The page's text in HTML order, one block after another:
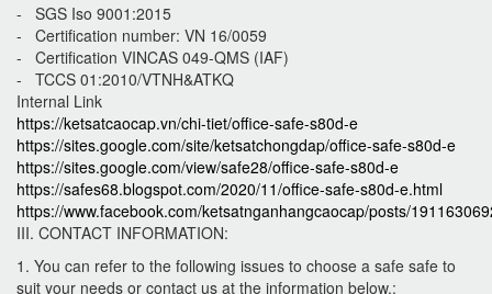
- SGS Iso 9001:2015
- Certification number: VN 16/0059
- Certification VINCAS 049-QMS (IAF)
- TCCS 01:2010/VTNH&ATKQ
Internal Link
https://ketsatcaocap.vn/chi-tiet/office-safe-s80d-e
https://sites.google.com/site/ketsatchongdap/office-safe-s80d-e
https://sites.google.com/view/safe28/office-safe-s80d-e
https://safes68.blogspot.com/2020/11/office-safe-s80d-e.html
https://www.facebook.com/ketsatnganhangcaocap/posts/
III. CONTACT INFORMATION:
1. You can refer to the following issues to choose a safe safe to
suit your needs or contact us at the information below.: